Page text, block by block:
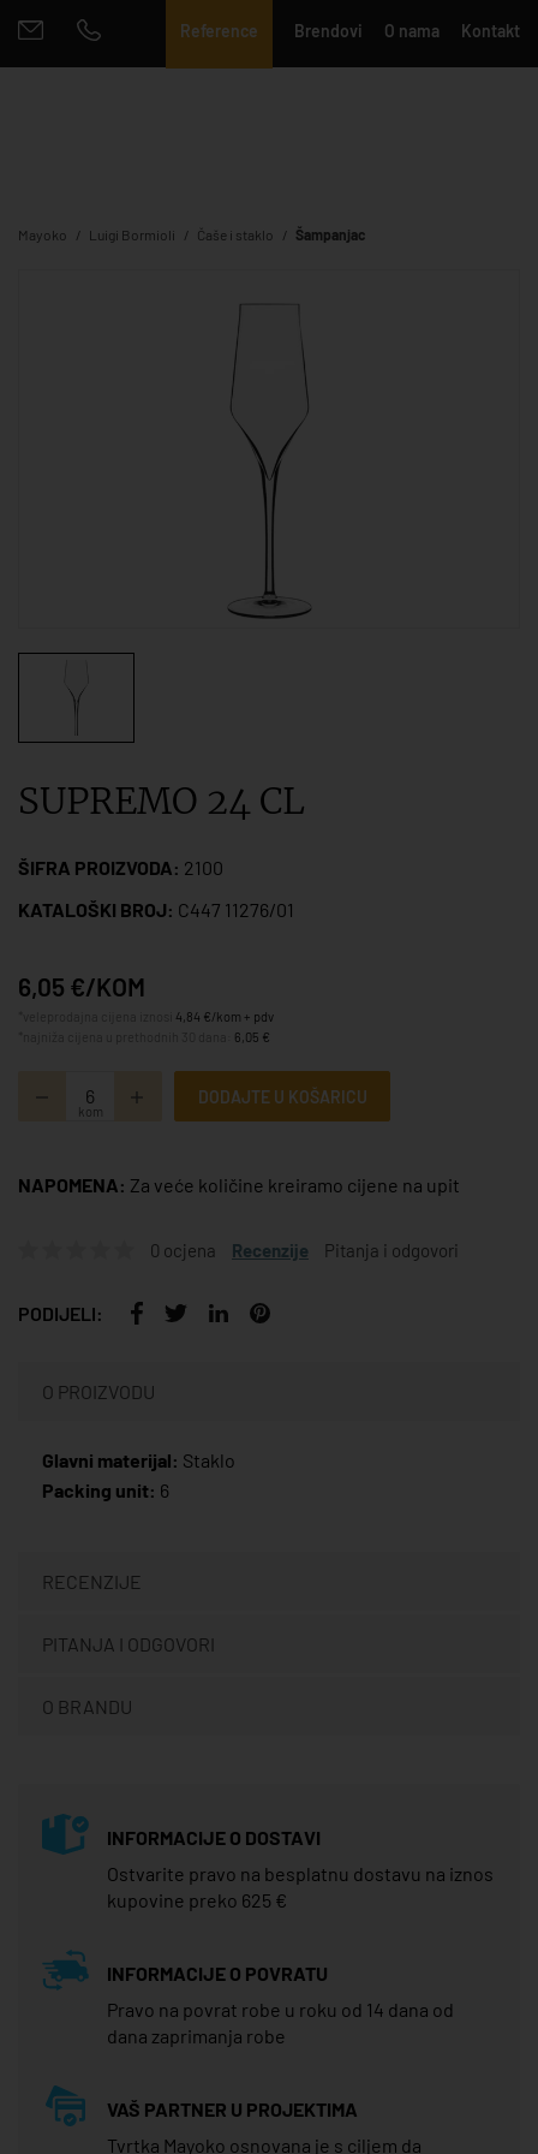
Reference Brendovi O nama Kontakt
Mayoko Luigi Bormioli Čaše i staklo Šampanjac
SUPREMO 24 CL
ŠIFRA PROIZVODA: 2100
KATALOŠKI BROJ: C447 11276/01
6,05 €/KOM
4,84 €/kom + pdv
6,05 €
kom
DODAJTE U KOŠARICU
NAPOMENA: Za veće količine kreiramo cijene na upit
0 ocjena Recenzije Pitanja i odgovori
PODIJELI:
O PROIZVODU
Glavni materijal: Staklo
Packing unit: 6
RECENZIJE
PITANJA I ODGOVORI
O BRANDU
INFORMACIJE O DOSTAVI
Ostvarite pravo na besplatnu dostavu na iznos
kupovine preko 625 €
INFORMACIJE O POVRATU
Pravo na povrat robe u roku od 14 dana od
dana zaprimanja robe
VAŠ PARTNER U PROJEKTIMA
Tvrtka Mayoko osnovana je s ciljem da